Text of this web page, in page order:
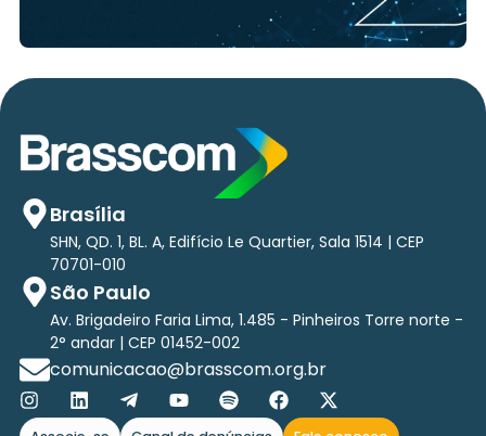
Brasília
SHN, QD. 1, BL. A, Edifício Le Quartier, Sala 1514 | CEP
70701-010
São Paulo
Av. Brigadeiro Faria Lima, 1.485 - Pinheiros Torre norte -
2° andar | CEP 01452-002
comunicacao@brasscom.org.br